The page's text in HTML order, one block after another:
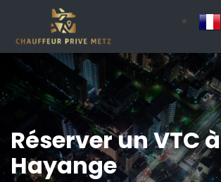
Réserver un VTC à
Hayange